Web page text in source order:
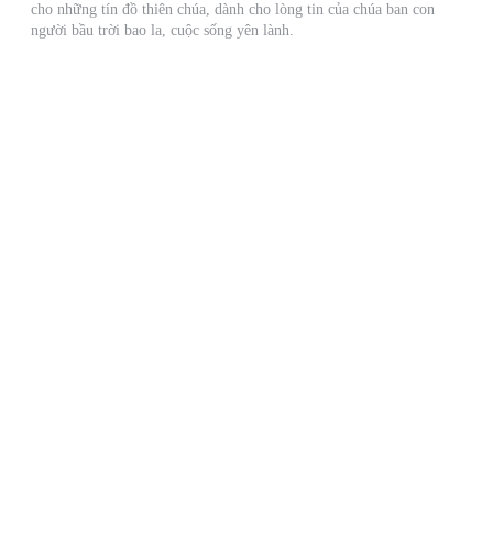
cho những tín đồ thiên chúa, dành cho lòng tin của chúa ban con
người bầu trời bao la, cuộc sống yên lành.